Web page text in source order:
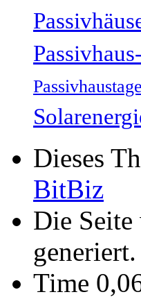
Passivhaustage
Dieses
BitBiz
Die
generiert.
Time